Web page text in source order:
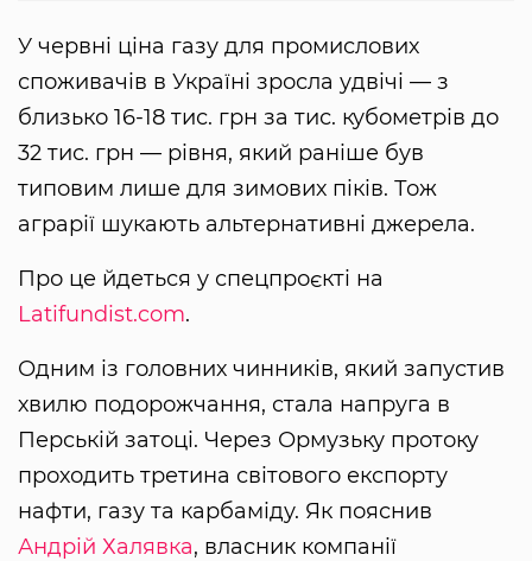
У червні ціна газу для промислових
споживачів в Україні зросла удвічі — з
близько 16-18 тис. грн за тис. кубометрів до
32 тис. грн — рівня, який раніше був
типовим лише для зимових піків. Тож
аграрії шукають альтернативні джерела.
Про це йдеться у спецпроєкті на
Latifundist.com.
Одним із головних чинників, який запустив
хвилю подорожчання, стала напруга в
Перській затоці. Через Ормузьку протоку
проходить третина світового експорту
нафти, газу та карбаміду. Як пояснив
Андрій Халявка, власник компанії